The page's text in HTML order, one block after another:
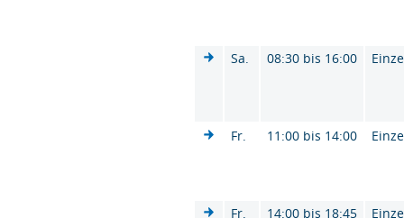
Sa. 08:30 bis 16:00
Fr. 11:00 bis 14:00
Fr. 14:00 bis 18:45